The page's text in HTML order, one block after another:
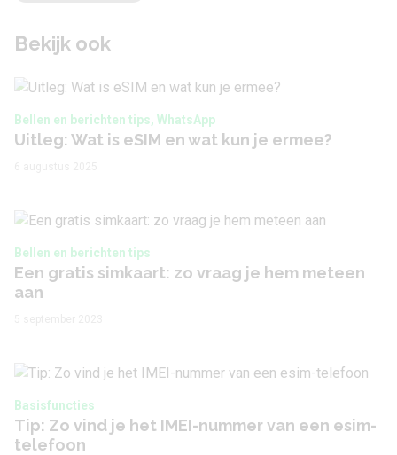
Bekijk ook
Bellen en berichten tips, WhatsApp
Uitleg: Wat is eSIM en wat kun je ermee?
Bellen en berichten tips
Een gratis simkaart: zo vraag je hem meteen
aan
Basisfuncties
Tip: Zo vind je het IMEI-nummer van een esim-
telefoon